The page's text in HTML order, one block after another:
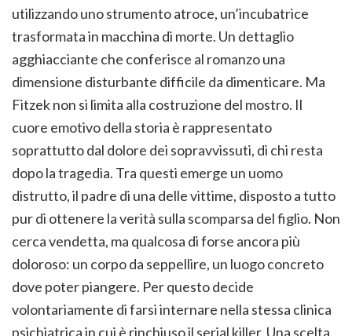
utilizzando uno strumento atroce, un’incubatrice
trasformata in macchina di morte. Un dettaglio
agghiacciante che conferisce al romanzo una
dimensione disturbante difficile da dimenticare. Ma
Fitzek non si limita alla costruzione del mostro. Il
cuore emotivo della storia è rappresentato
soprattutto dal dolore dei sopravvissuti, di chi resta
dopo la tragedia. Tra questi emerge un uomo
distrutto, il padre di una delle vittime, disposto a tutto
pur di ottenere la verità sulla scomparsa del figlio. Non
cerca vendetta, ma qualcosa di forse ancora più
doloroso: un corpo da seppellire, un luogo concreto
dove poter piangere. Per questo decide
volontariamente di farsi internare nella stessa clinica
psichiatrica in cui è rinchiuso il serial killer. Una scelta